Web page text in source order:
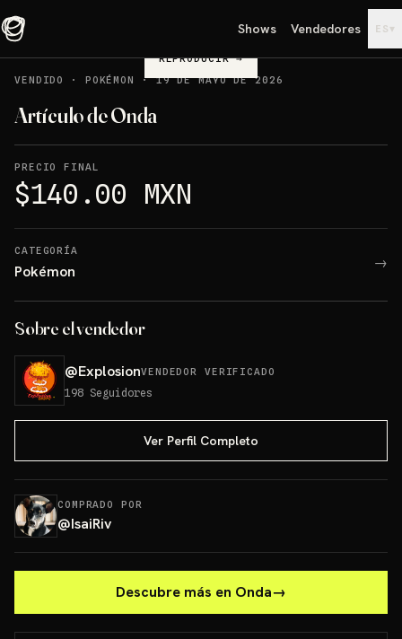
Shows Vendedores ES ▾
REPRODUCIR→
VENDIDO
· POKÉMON ·19 DE MAYO DE 2026
Artículo de Onda
PRECIO FINAL
$140.00 MXN
CATEGORÍA
Pokémon →
Sobre el vendedor
@ExplosionVENDEDOR VERIFICADO
198 Seguidores
Ver Perfil Completo
COMPRADO POR
@IsaiRiv
Descubre más en Onda→